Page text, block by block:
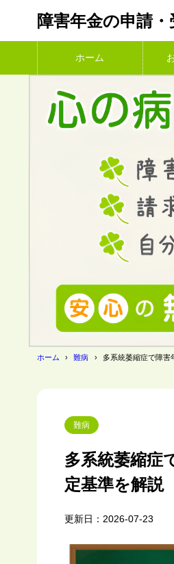
障害年金の申請
ホーム
ホーム 難病 多系統萎縮症で障害
難病
多系統萎縮症
定基準を解説
更新日：2026-07-23